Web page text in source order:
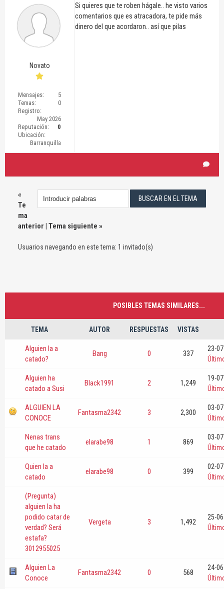
Novato
Mensajes:
5
Temas:
0
Registro:
May 2026
Reputación:
0
Ubicación:
Barranquilla
Si quieres que te roben hágale.. he visto varios
comentarios que es atracadora, te pide más
dinero del que acordaron.. así que pilas
«
Te
ma
anterior | Tema siguiente »
Usuarios navegando en este tema: 1 invitado(s)
POSIBLES TEMAS SIMILARES...
TEMA AUTOR RESPUESTAS VISTAS
Alguien la a
catado?
Bang 0 337
23-
Alguien ha
catado a Susi
Black1991 2 1,249
19-
ALGUIEN LA
CONOCE
Fantasma2342 3 2,300
03-
Nenas trans
que he catado
elarabe98 1 869
03-
Quien la a
catado
elarabe98 0 399
02-
(Pregunta)
alguien la ha
podido catar de
verdad? Será
estafa?
3012955025
Vergeta 3 1,492
25-
Alguien La
Conoce
Fantasma2342 0 568
24-